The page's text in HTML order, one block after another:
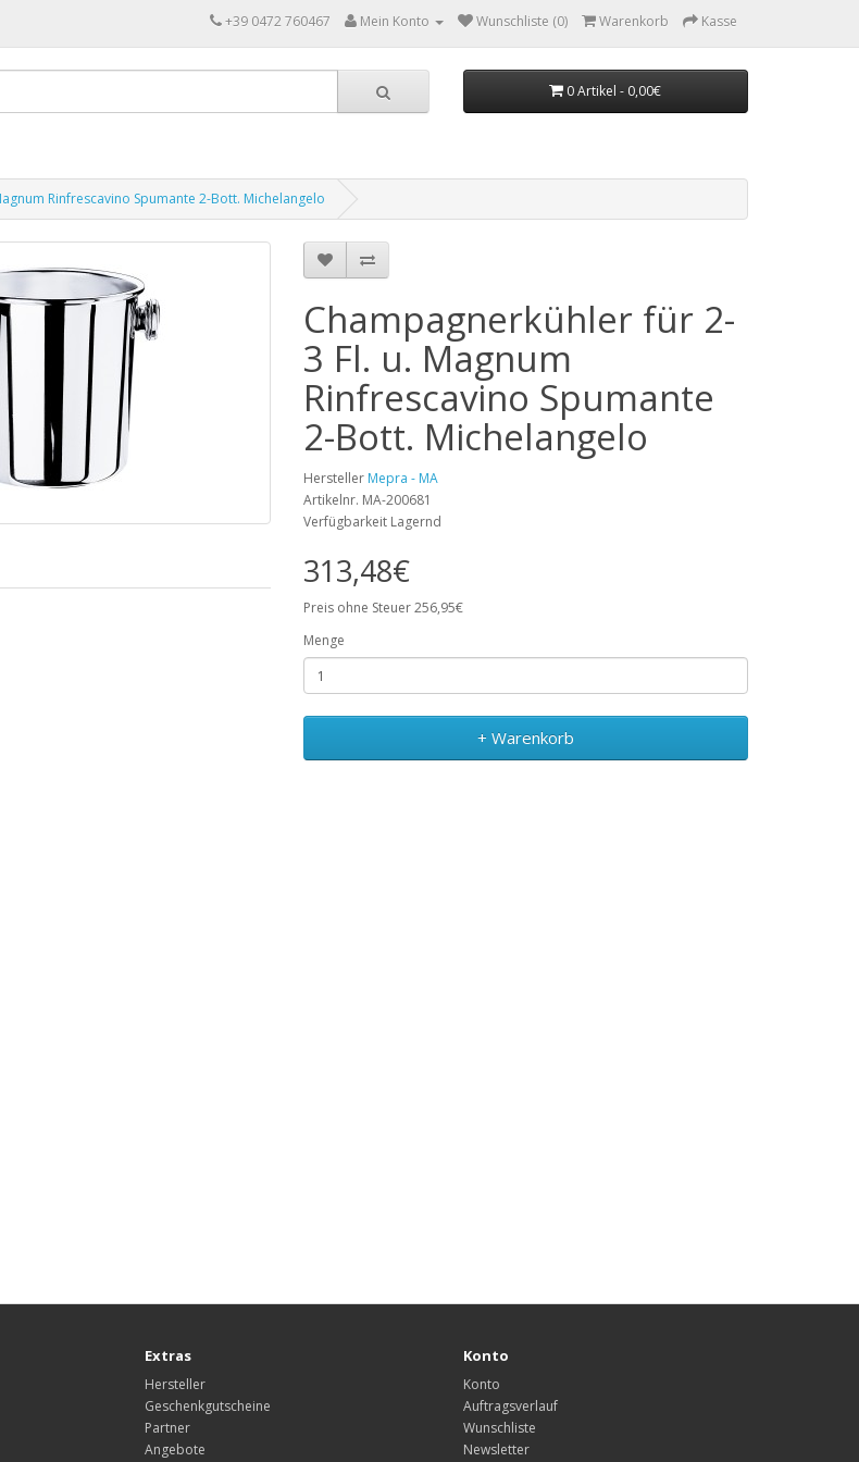
+39 0472 760467 Mein Konto Wunschliste (0) Warenkorb Kasse
0 Artikel - 0,00€
Rinfrescavino Spumante 2-Bott. Michelangelo
Champagnerkühler für 2-
3 Fl. u. Magnum
Rinfrescavino Spumante
2-Bott. Michelangelo
Hersteller Mepra - MA
Artikelnr. MA-200681
Verfügbarkeit Lagernd
313,48€
Preis ohne Steuer 256,95€
Menge
+ Warenkorb
Extras
Hersteller
Geschenkgutscheine
Partner
Angebote
Konto
Konto
Auftragsverlauf
Wunschliste
Newsletter